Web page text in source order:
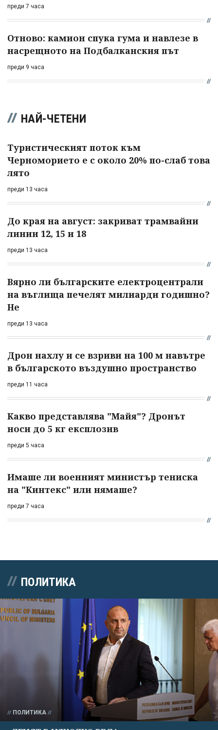
преди 7 часа
Отново: камион спука гума и навлезе в
насрещното на Подбалканския път
преди 9 часа
НАЙ-ЧЕТЕНИ
Туристическият поток към
Черноморието е с около 20% по-слаб това
лято
преди 13 часа
До края на август: закриват трамвайни
линии 12, 15 и 18
преди 13 часа
Вярно ли българските електроцентрали
на въглища печелят милиарди годишно?
Не
преди 13 часа
Дрон нахлу и се взриви на 100 м навътре
в българското въздушно пространство
преди 11 часа
Какво представлява "Майя"? Дронът
носи до 5 кг експлозив
преди 5 часа
Имаше ли военният министър тениска
на "Кинтекс" или нямаше?
преди 7 часа
ПОЛИТИКА
ПОЛИТИКА